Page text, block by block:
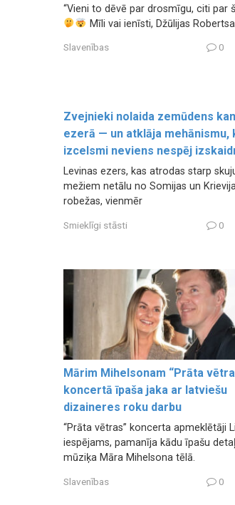
“Vieni to dēvē par drosmīgu, citi par
Mīli vai ienīsti, Džūlijas
Slavenības 0
Zvejnieki nolaida zemūdens
ezerā — un atklāja mehānismu,
izcelsmi neviens nespēj
Levinas ezers, kas atrodas starp
mežiem netālu no Somijas un
robežas, vienmēr
Smieklīgi stāsti 0
Mārim Mihelsonam “Prāta
koncertā īpaša jaka ar latviešu
dizaineres roku darbu
“Prāta vētras” koncerta apmeklētāji
iespējams, pamanīja kādu īpašu
mūziķa Māra Mihelsona tēlā.
Slavenības 0